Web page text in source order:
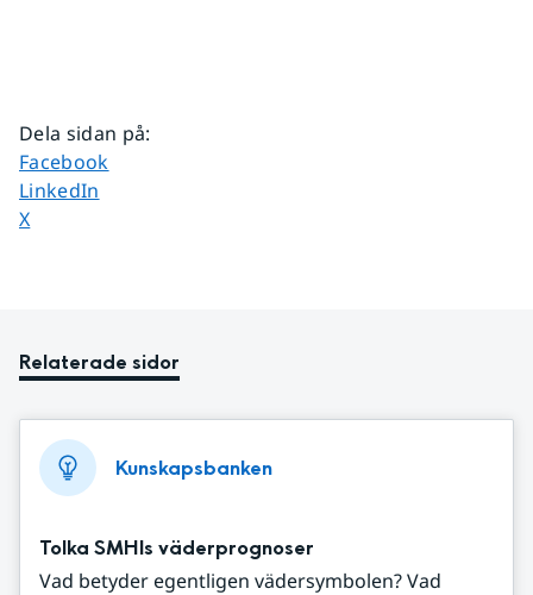
Dela sidan på:
Dela sidan på
Facebook
Dela sidan på
LinkedIn
Dela sidan på
X
Relaterade sidor
Kunskapsbanken
Tolka SMHIs väderprognoser
Vad betyder egentligen vädersymbolen? Vad